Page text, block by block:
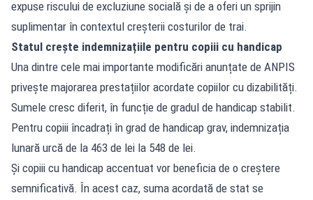
expuse riscului de excluziune socială și de a oferi un sprijin
suplimentar în contextul creșterii costurilor de trai.
Statul crește indemnizațiile pentru copiii cu handicap
Una dintre cele mai importante modificări anunțate de ANPIS
privește majorarea prestațiilor acordate copiilor cu dizabilități.
Sumele cresc diferit, în funcție de gradul de handicap stabilit.
Pentru copiii încadrați în grad de handicap grav, indemnizația
lunară urcă de la 463 de lei la 548 de lei.
Și copiii cu handicap accentuat vor beneficia de o creștere
semnificativă. În acest caz, suma acordată de stat se